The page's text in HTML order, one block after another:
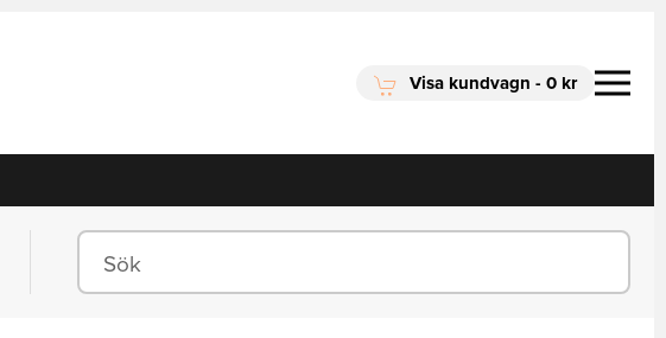
Visa kundvagn - 0 kr